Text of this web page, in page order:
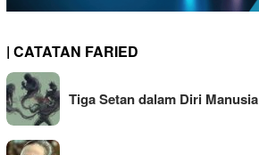
| CATATAN FARIED
Tiga Setan dalam Diri Manusia